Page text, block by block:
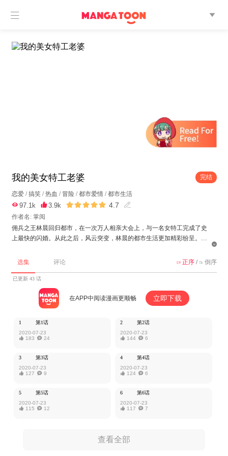
 
我的美女特工老婆 完结
恋爱 /搞笑 /热血 / 冒险 /都市爱情 /都市生活
 97.1k 3.9k  4.7 
作者名: 掌阅
佣兵之王林晨回归都市，在一次万人相亲大会上，与一名女特工完成了史
上最快的闪婚。从此之后，风云突变，林晨的都市生活更加精彩纷呈。
该作品由掌阅授权MangaToon发布，内容仅为作者本人观点，不代表Mang

选集 评论  正序/  倒序
已更新 43 话
在APP中阅读漫画更顺畅 立即下载
1
第1话
2020-07-23
 183 24
2
第2话
2020-07-23
 144 6
3
第3话
2020-07-23
 127 9
4
第4话
2020-07-23
 124 6
5
第5话
2020-07-23
 115 12
6
第6话
2020-07-23
 117 7
查看全部